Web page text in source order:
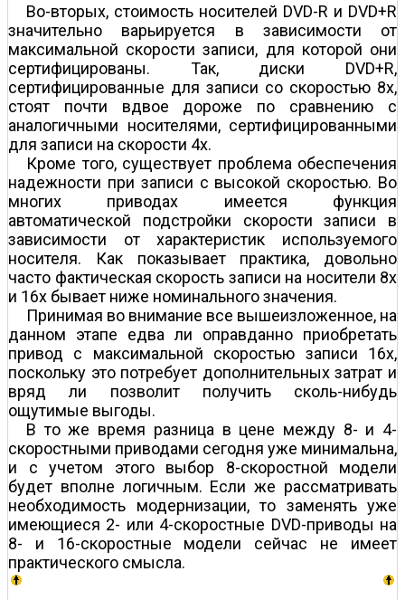
Во-вторых, стоимость носителей DVD-R и DVD+R
значительно варьируется в зависимости от
максимальной скорости записи, для которой они
сертифицированы. Так, диски DVD+R,
сертифицированные для записи со скоростью 8х,
стоят почти вдвое дороже по сравнению с
аналогичными носителями, сертифицированными
для записи на скорости 4х.
Кроме того, существует проблема обеспечения
надежности при записи с высокой скоростью. Во
многих приводах имеется функция
автоматической подстройки скорости записи в
зависимости от характеристик используемого
носителя. Как показывает практика, довольно
часто фактическая скорость записи на носители 8х
и 16х бывает ниже номинального значения.
Принимая во внимание все вышеизложенное, на
данном этапе едва ли оправданно приобретать
привод с максимальной скоростью записи 16х,
поскольку это потребует дополнительных затрат и
вряд ли позволит получить сколь-нибудь
ощутимые выгоды.
В то же время разница в цене между 8- и 4-
скоростными приводами сегодня уже минимальна,
и с учетом этого выбор 8-скоростной модели
будет вполне логичным. Если же рассматривать
необходимость модернизации, то заменять уже
имеющиеся 2- или 4-скоростные DVD-приводы на
8- и 16-скоростные модели сейчас не имеет
практического смысла.